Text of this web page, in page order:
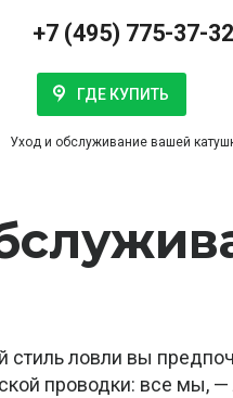
+7 (495) 775-37-32
ГДЕ КУПИТЬ
Уход и обслуживание вашей
ловли вы
проводки: все мы,